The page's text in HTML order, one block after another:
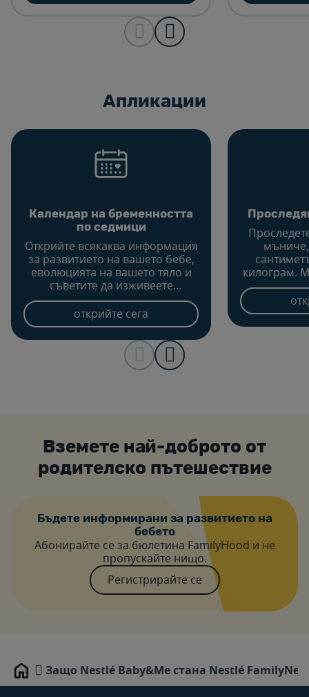
Aпликации
Календар на бременността
по седмици
Открийте всякаква информация
за развитието на вашето бебе,
еволюцията на вашето тяло и
съветите да изживеете
щастлива бременност седмица
след седмица.
открийте сега
килограм.
теглото и
Вземете най-доброто от
родителско пътешествие
Бъдете информирани за развитието на
бебето
Абонирайте се за бюлетина FamilyHood и не
пропускайте нищо.
Регистрирайте се
Home Защо Nestlé Baby&Me стана Nestlé